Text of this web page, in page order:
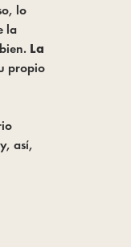
lo
la
La
propio
así,